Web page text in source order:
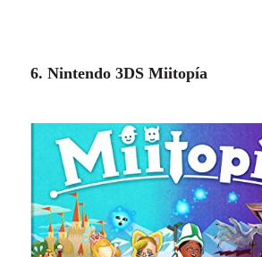
6. Nintendo 3DS Miitopía